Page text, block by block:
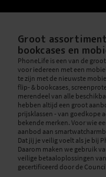
Groot
bookcases en
PhoneLife is een van de
voor iedereen met een
te zijn met de nieuwste
flip- & bookcases,
merendeel van alle
hebben altijd een groot
prijsklassen - van goedkope
bekende merken. Voor wie
aanbod aan
Dat jij je veilig voelt als je bij
Daarom maken we gebruik
veilige betaaloplossingen
gecertificeerd door de